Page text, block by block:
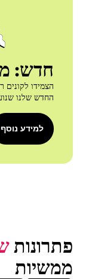
חדש:
החדש שלנו
למידע נוסף
פתרונות
ממשיות